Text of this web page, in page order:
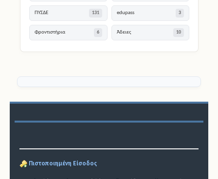
edupass
Φροντιστήρια Άδειες
Πιστοποιημένη Είσοδος